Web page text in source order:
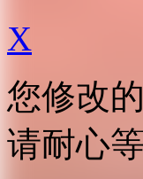
X
您修改
请耐心